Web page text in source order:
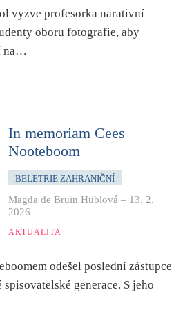
vyzve profesorka narativní
oboru fotografie, aby
na…
In memoriam Cees
Nooteboom
BELETRIE ZAHRANIČNÍ
Magda de Bruin Hüblová – 13. 2.
2026
AKTUALITA
odešel poslední zástupce
generace. S jeho